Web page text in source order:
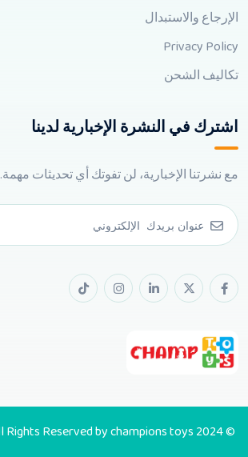
الإرجاع والاستبدال
Privacy Policy
تكاليف الشحن
اشترك في النشرة الإخبارية لدينا
مع نشرتنا الإخبارية، لن تفوتك أي تحديثات مهمة.
© 2024 champions toys. All Rights Reserved by champions toys